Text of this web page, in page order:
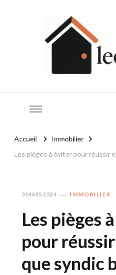
Accueil
Immobilier
Les pièges à éviter pour réussir
3 MARS 2024 IMMOBILIER
Les pièges
pour
que syndic